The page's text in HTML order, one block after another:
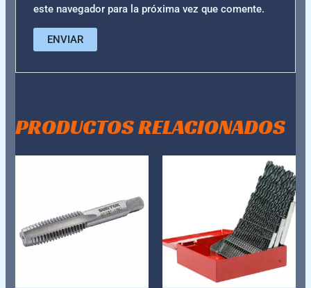
este navegador para la próxima vez que comente.
PRODUCTOS RELACIONADOS